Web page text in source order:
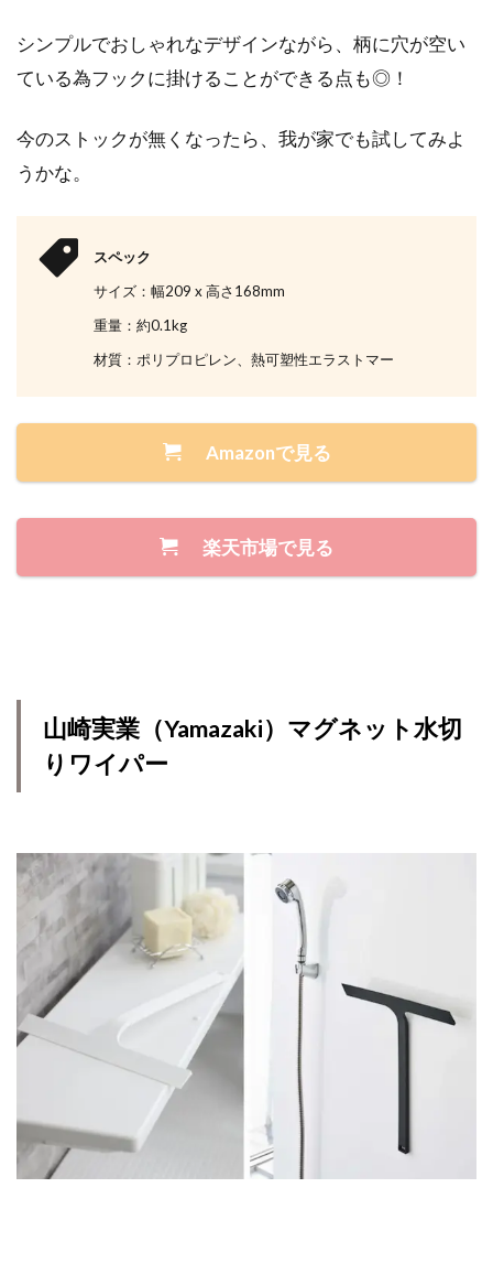
シンプルでおしゃれなデザインながら、柄に穴が空い
ている為フックに掛けることができる点も◎！
今のストックが無くなったら、我が家でも試してみよ
うかな。
スペック
サイズ：幅209 x 高さ168mm
重量：約0.1kg
材質：ポリプロピレン、熱可塑性エラストマー
Amazonで見る
楽天市場で見る
山崎実業（Yamazaki）マグネット水切
りワイパー